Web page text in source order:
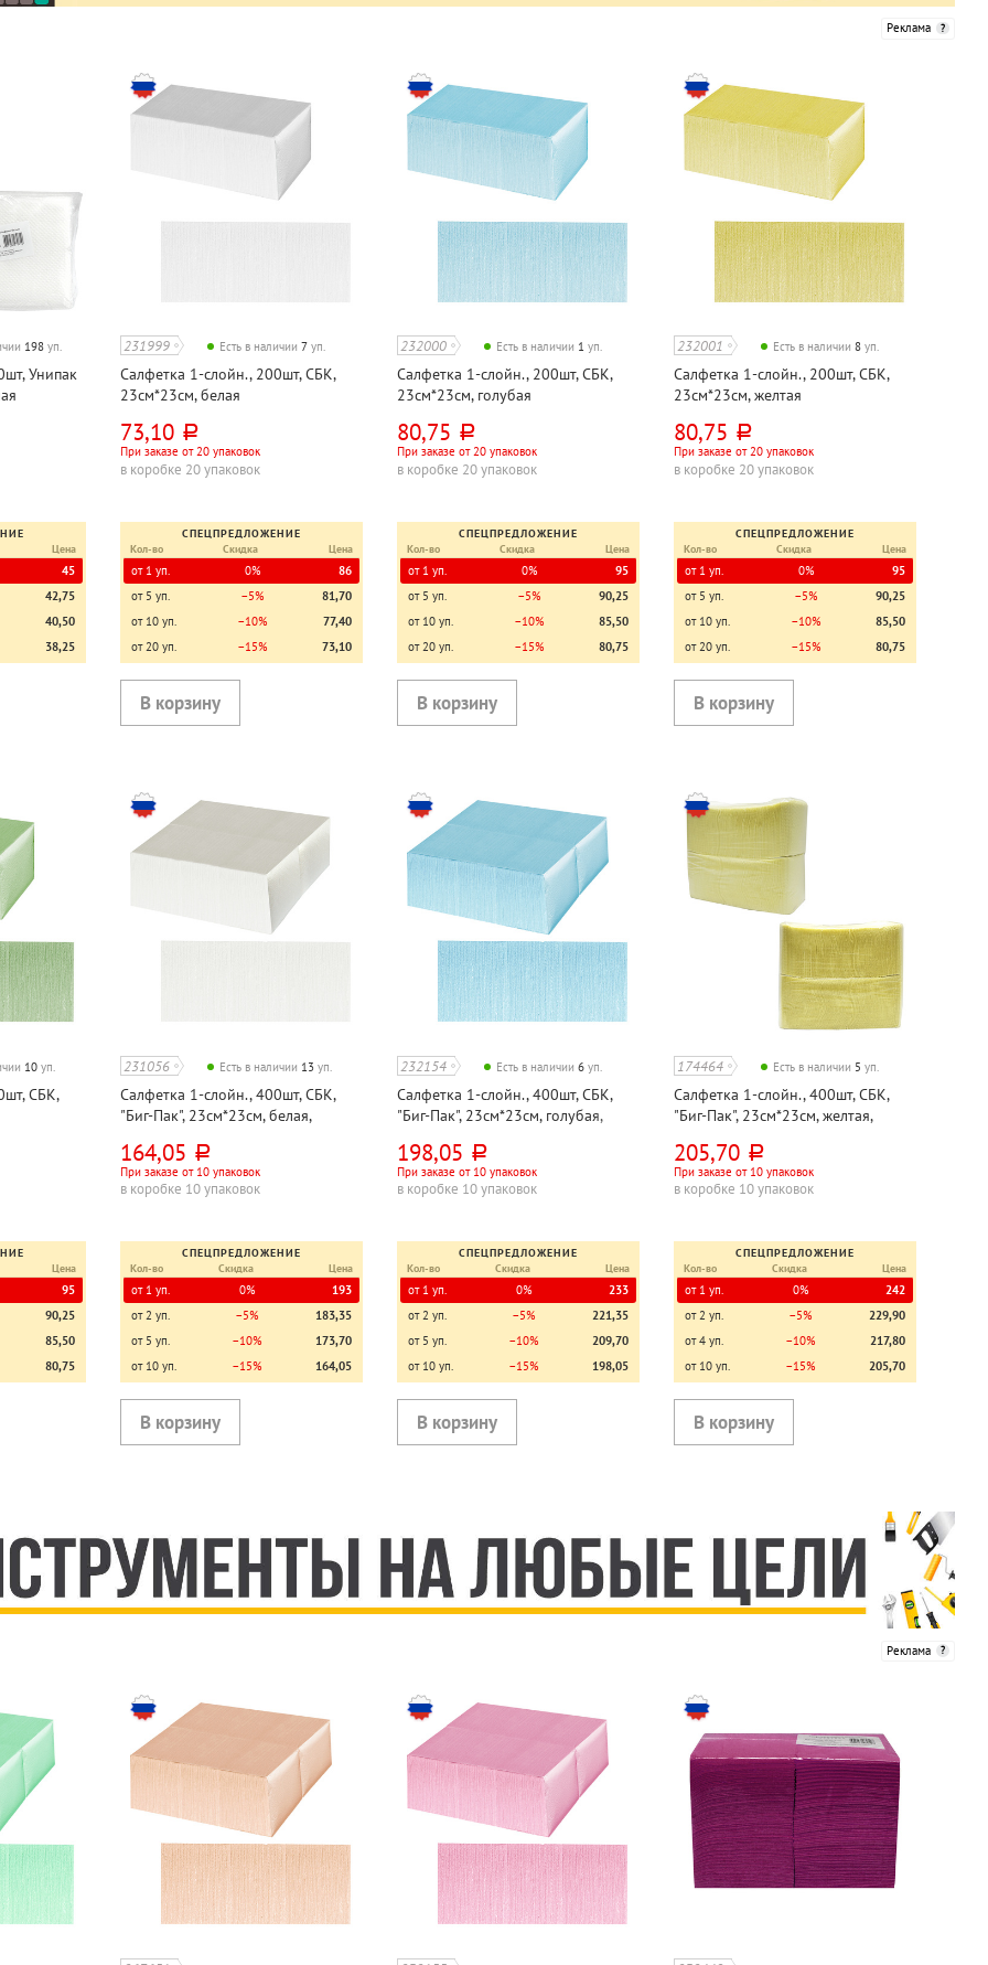
Реклама
198 уп.
Унипак
Цена
45
42,75
40,50
38,25
231999 Есть в наличии7 уп.
Салфетка 1-слойн., 200шт, СБК,
23см*23см, белая
73,10 руб.
При заказе от 20 упаковок
в коробке 20 упаковок
СПЕЦПРЕДЛОЖЕНИЕ
Кол-во
Скидка Цена
от 1 уп. 0%
86
от 5 уп.
−5%
81,70
от 10 уп.
−10%
77,40
от 20 уп.
−15% 73,10
232000 Есть в наличии 1 уп.
Салфетка 1-слойн., 200шт, СБК,
23см*23см, голубая
80,75 руб.
При заказе от 20 упаковок
в коробке 20 упаковок
СПЕЦПРЕДЛОЖЕНИЕ
Кол-во
Скидка Цена
от 1 уп. 0%
95
от 5 уп.
−5%
90,25
от 10 уп.
−10%
85,50
от 20 уп.
−15% 80,75
232001 Есть в наличии8 уп.
Салфетка 1-слойн., 200шт, СБК,
23см*23см, желтая
80,75 руб.
При заказе от 20 упаковок
в коробке 20 упаковок
СПЕЦПРЕДЛОЖЕНИЕ
Кол-во
Скидка Цена
от 1 уп. 0%
95
от 5 уп.
−5%
90,25
от 10 уп.
−10%
85,50
от 20 уп.
−15% 80,75
10 уп.
СБК,
Цена
95
90,25
85,50
80,75
231056 Есть в наличии 13 уп.
Салфетка 1-слойн., 400шт, СБК,
"Биг-Пак", 23см*23см, белая,
164,05 руб.
При заказе от 10 упаковок
в коробке 10 упаковок
СПЕЦПРЕДЛОЖЕНИЕ
Кол-во
Скидка Цена
от 1 уп. 0%
193
от 2 уп.
−5%
183,35
от 5 уп.
−10%
173,70
от 10 уп.
−15% 164,05
232154 Есть в наличии6 уп.
Салфетка 1-слойн., 400шт, СБК,
"Биг-Пак", 23см*23см, голубая,
198,05 руб.
При заказе от 10 упаковок
в коробке 10 упаковок
СПЕЦПРЕДЛОЖЕНИЕ
Кол-во
Скидка Цена
от 1 уп. 0%
233
от 2 уп.
−5%
221,35
от 5 уп.
−10%
209,70
от 10 уп.
−15% 198,05
174464 Есть в наличии 5 уп.
Салфетка 1-слойн., 400шт, СБК,
"Биг-Пак", 23см*23см, желтая,
205,70 руб.
При заказе от 10 упаковок
в коробке 10 упаковок
СПЕЦПРЕДЛОЖЕНИЕ
Кол-во
Скидка Цена
от 1 уп. 0%
242
от 2 уп.
−5%
229,90
от 4 уп.
−10%
217,80
от 10 уп.
−15% 205,70
Реклама